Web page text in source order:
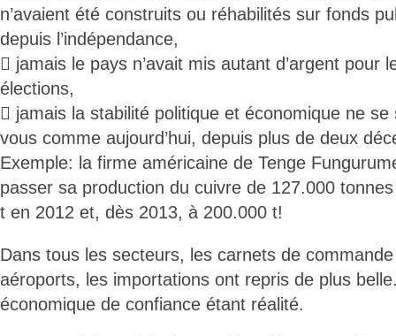
n’avaient été construits ou réhabilités sur fonds
depuis l’indépendance,
 jamais le pays n’avait mis autant d’argent pour
élections,
 jamais la stabilité politique et économique ne
vous comme aujourd’hui, depuis plus de deux
Exemple: la firme américaine de Tenge
passer sa production du cuivre de 127.000
t en 2012 et, dès 2013, à 200.000 t!
Dans tous les secteurs, les carnets de
aéroports, les importations ont repris de plus
économique de confiance étant réalité.